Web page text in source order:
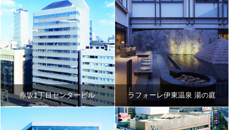
赤坂1丁目センタービル ラフォーレ伊東温泉 湯の庭